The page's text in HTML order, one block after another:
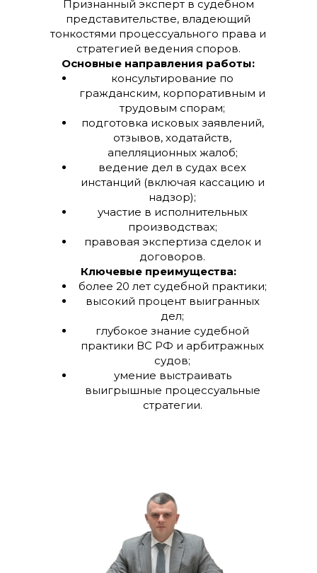
Признанный эксперт в судебном
представительстве, владеющий
тонкостями процессуального права и
стратегией ведения споров.
Основные направления работы:
консультирование по
гражданским, корпоративным и
трудовым спорам;
подготовка исковых заявлений,
отзывов, ходатайств,
апелляционных жалоб;
ведение дел в судах всех
инстанций (включая кассацию и
надзор);
участие в исполнительных
производствах;
правовая экспертиза сделок и
договоров.
Ключевые преимущества:
более 20 лет судебной практики;
высокий процент выигранных
дел;
глубокое знание судебной
практики ВС РФ и арбитражных
судов;
умение выстраивать
выигрышные процессуальные
стратегии.